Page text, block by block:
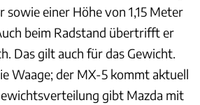
einer Höhe von 1,15 Meter
beim Radstand übertrifft er
Das gilt auch für das Gewicht.
Waage; der MX-5 kommt aktuell
gibt Mazda mit